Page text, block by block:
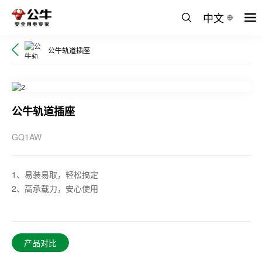
中文
公牛轨道插座
公牛轨道插座
GQ1AW
1、易装易取，轻松搞定
2、高承载力，安心使用
产品对比